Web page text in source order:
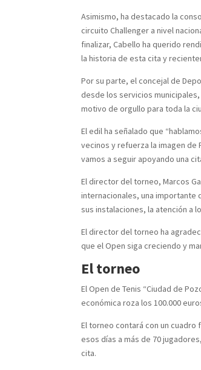
Asimismo, ha destacado la
circuito Challenger a nivel
finalizar, Cabello ha querido
la historia de esta cita y
Por su parte, el concejal de
desde los servicios
motivo de orgullo para toda la
El edil ha señalado que
vecinos y refuerza la imagen
vamos a seguir apoyando una
El director del torneo, Marcos
internacionales, una importante
sus instalaciones, la atención a
El director del torneo ha
que el Open siga creciendo y
El torneo
El Open de Tenis “Ciudad de
económica roza los 100.000
El torneo contará con un
esos días a más de 70
cita.